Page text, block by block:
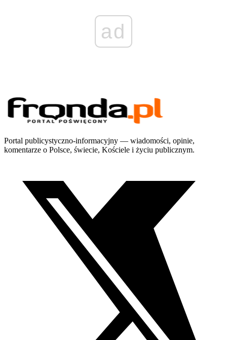
ad
Portal publicystyczno-informacyjny — wiadomości, opinie,
komentarze o Polsce, świecie, Kościele i życiu publicznym.